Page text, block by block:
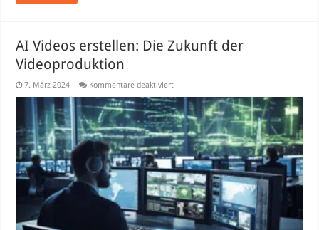
AI Videos erstellen: Die Zukunft der
Videoproduktion
7. März 2024 Kommentare deaktiviertfür
Videos
erstellen:
Die
Zukunft
der
Videoproduktion